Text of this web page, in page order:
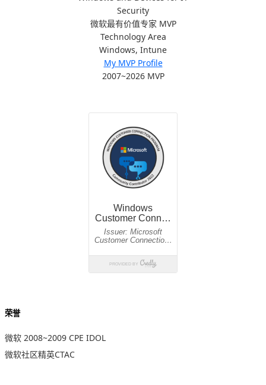
Security
微软最有价值专家 MVP
Technology Area
Windows, Intune
My MVP Profile
2007~2026 MVP
荣誉
微软 2008~2009 CPE IDOL
微软社区精英CTAC